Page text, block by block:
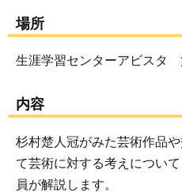
場所
生涯学習センターアビスタ
内容
杉村楚人冠がみた芸術作品
て芸術に対する考えについ
員が解説します。